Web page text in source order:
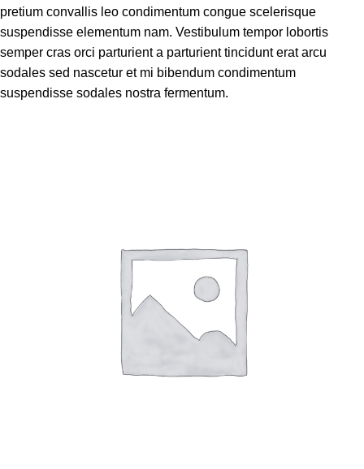
pretium convallis leo condimentum congue scelerisque
suspendisse elementum nam. Vestibulum tempor lobortis
semper cras orci parturient a parturient tincidunt erat arcu
sodales sed nascetur et mi bibendum condimentum
suspendisse sodales nostra fermentum.